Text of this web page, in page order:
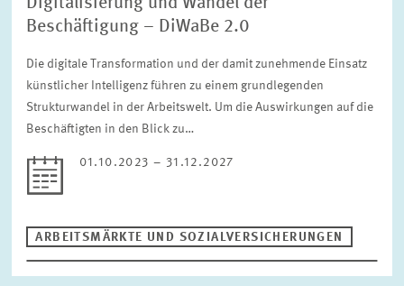
Digitalisierung und Wandel der
Beschäftigung – DiWaBe 2.0
Die digitale Transformation und der damit zunehmende Einsatz
künstlicher Intelligenz führen zu einem grundlegenden
Strukturwandel in der Arbeitswelt. Um die Auswirkungen auf die
Beschäftigten in den Blick zu…
01.10.2023 – 31.12.2027
ARBEITSMÄRKTE UND SOZIALVERSICHERUNGEN